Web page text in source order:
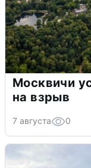
Москвичи
на взрыв
7 августа 0